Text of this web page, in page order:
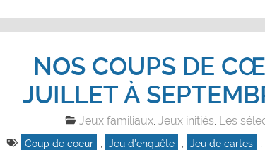
NOS COUPS DE
JUILLET À
Jeux familiaux ,Jeux initiés Les
Coup de coeur Jeu d'enquête Jeu de cartes